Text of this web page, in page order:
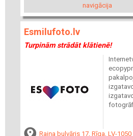
navigācija
Esmilufoto.lv
Turpinām strādāt klātienē!
Raiņa bulvāris 17, Rīga, LV-1050